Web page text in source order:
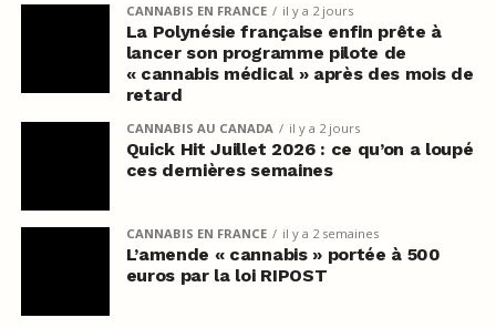
CANNABIS EN FRANCE il y a 2 jours
La Polynésie française enfin prête à
lancer son programme pilote de
« cannabis médical » après des mois de
retard
CANNABIS AU CANADA il y a 2 jours
Quick Hit Juillet 2026 : ce qu’on a loupé
ces dernières semaines
CANNABIS EN FRANCE il y a 2 semaines
L’amende « cannabis » portée à 500
euros par la loi RIPOST